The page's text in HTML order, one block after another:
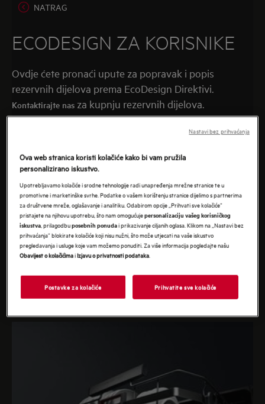
NATRAG
ECODESIGN ZA KORISNIKE
Ovdje ćete pronaći upute za popravak i popis
rezervnih dijelova prema EcoDesign Direktivi.
Kontaktirajte nas za kupnju rezervnih dijelova.
EcoDesign hlađenje
Ova web stranica koristi kolačiće kako bi vam pružila
personalizirano iskustvo.
Upotrebljavamo kolačiće i srodne tehnologije radi unapređenja mrežne stranice te u
promotivne i marketinške svrhe. Podatke o vašem korištenju stranice dijelimo s partnerima
za društvene mreže, oglašavanje i analitiku. Odabirom opcije „Prihvati sve kolačiće”
pristajete na njihovu upotrebu, što nam omogućujepersonalizaciju vašeg korisničkog
iskustva, prilagodbuposebnih ponudai prikazivanje ciljanih oglasa. Klikom na „Nastavi bez
prihvaćanja” blokirate kolačiće koji nisu nužni, što može utjecati na vaše iskustvo
pregledavanja i usluge koje vam možemo ponuditi. Za više informacija pogledajte našu
Obavijest o kolačićimaiIzjavu o privatnosti podataka.
Postavke za kolačiće Prihvatite sve kolačiće
Nastavi bez prihvaćanja